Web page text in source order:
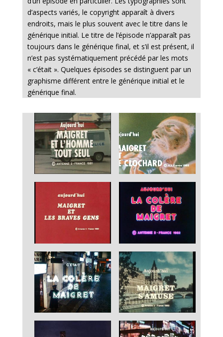
d’aspects variés, le copyright apparaît à divers
endroits, mais le plus souvent avec le titre dans le
générique initial. Le titre de l’épisode n’apparaît pas
toujours dans le générique final, et s’il est présent, il
n’est pas systématiquement précédé par les mots
« c’était ». Quelques épisodes se distinguent par un
graphisme différent entre le générique initial et le
générique final.